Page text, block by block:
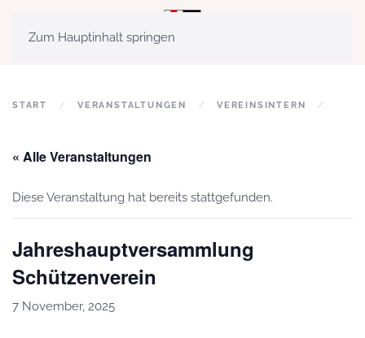
Zum Hauptinhalt springen
START VERANSTALTUNGEN VEREINSINTERN
« Alle Veranstaltungen
Diese Veranstaltung hat bereits stattgefunden.
Jahreshauptversammlung
Schützenverein
7 November, 2025